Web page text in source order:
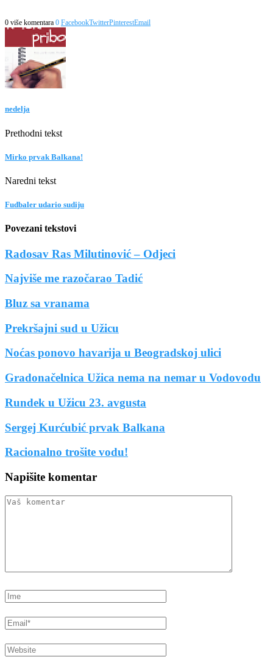
0 više komentara 0 FacebookTwitterPinterestEmail
nedelja
Prethodni tekst
Mirko prvak Balkana!
Naredni tekst
Fudbaler udario sudiju
Povezani tekstovi
Radosav Ras Milutinović – Odjeci
Najviše me razočarao Tadić
Bluz sa vranama
Prekršajni sud u Užicu
Noćas ponovo havarija u Beogradskoj ulici
Gradonačelnica Užica nema na nemar u Vodovodu
Rundek u Užicu 23. avgusta
Sergej Kurćubić prvak Balkana
Racionalno trošite vodu!
Napišite komentar